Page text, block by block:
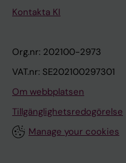
Kontakta KI
Org.nr: 202100-2973
VAT.nr: SE202100297301
Om webbplatsen
Tillgänglighetsredogörelse
Manage your cookies